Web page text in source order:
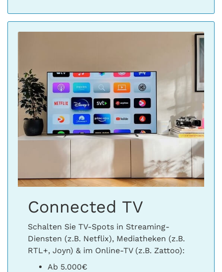
Connected TV
Schalten Sie TV-Spots in Streaming-
Diensten (z.B. Netflix), Mediatheken (z.B.
RTL+, Joyn) & im Online-TV (z.B. Zattoo):
Ab 5.000€